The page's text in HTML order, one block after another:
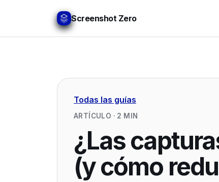
Screenshot Zero
Todas las guías
ARTÍCULO · 2 MIN
¿Las
(y cómo